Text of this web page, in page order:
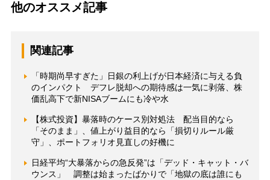
他のオススメ記事
関連記事
「時期尚早すぎた」日銀の利上げが日本経済に与える負
のインパクト デフレ脱却への期待感は一気に剥落、株
価乱高下で新NISAブームにも冷や水
【株式投資】暴落時のケース別対処法 配当目的なら
「そのまま」、値上がり益目的なら「損切りルール厳
守」、ポートフォリオ見直しの好機に
日経平均“大暴落からの急反発”は「デッド・キャット・バ
ウンス」 調整は始まったばかりで「地獄の底は誰にも